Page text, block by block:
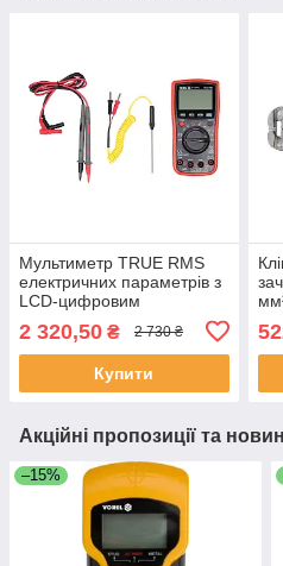
Мультиметр TRUE RMS
електричних параметрів з
LCD-цифровим
2х1.5V;AA Yato YT-730893
2 320,50 ₴ 2 730 ₴
Купити
Акційні пропозиції та
–15%